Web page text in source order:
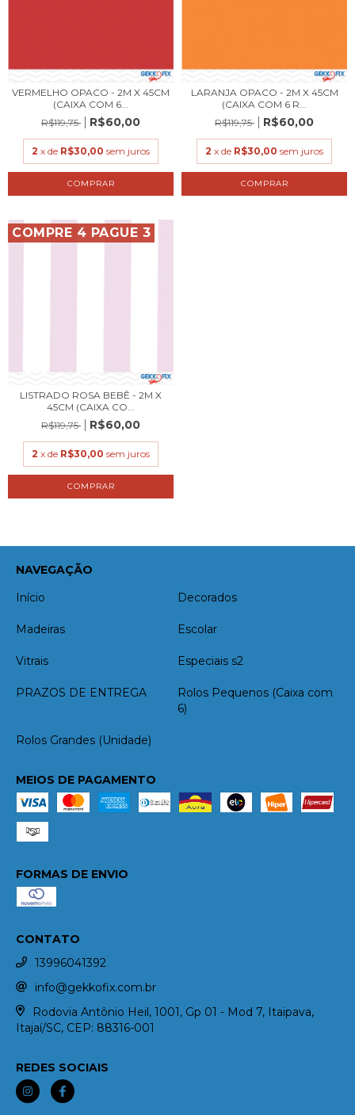
VERMELHO OPACO - 2M X 45CM
(CAIXA COM 6...
R$119,75
R$60,00
2 x de R$30,00 sem juros
LARANJA OPACO - 2M X 45CM
(CAIXA COM 6 R...
R$119,75
R$60,00
2 x de R$30,00 sem juros
COMPRE 4 PAGUE 3
LISTRADO ROSA BEBÊ - 2M X
45CM (CAIXA CO...
R$119,75
R$60,00
2 x de R$30,00 sem juros
NAVEGAÇÃO
Início
Decorados
Madeiras Escolar
Vitrais Especiais s2
PRAZOS DE ENTREGA
Rolos Pequenos (Caixa com
6)
Rolos Grandes (Unidade)
MEIOS DE PAGAMENTO
FORMAS DE ENVIO
CONTATO
13996041392
info@gekkofix.com.br
Rodovia Antônio Heil, 1001, Gp 01 - Mod 7, Itaipava,
Itajaí/SC, CEP: 88316-001
REDES SOCIAIS